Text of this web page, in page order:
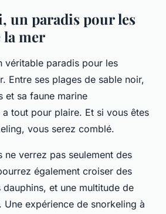
un paradis pour les
la mer
véritable paradis pour les
Entre ses plages de sable noir,
et sa faune marine
tout pour plaire. Et si vous êtes
vous serez comblé.
ne verrez pas seulement des
également croiser des
et une multitude de
expérience de snorkeling à